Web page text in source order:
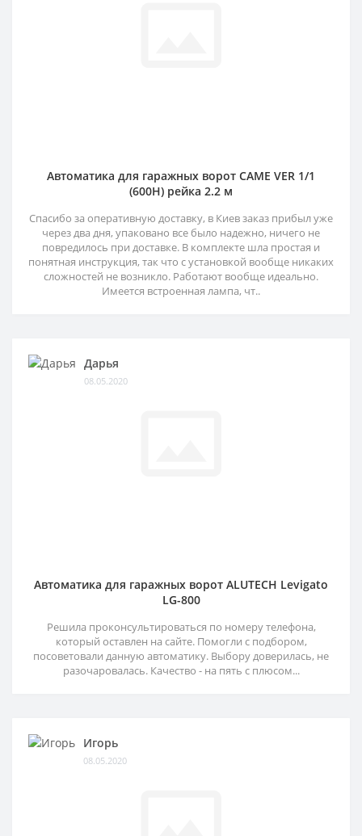
Автоматика для гаражных ворот CAME VER 1/1
(600H) рейка 2.2 м
Спасибо за оперативную доставку, в Киев заказ прибыл уже
через два дня, упаковано все было надежно, ничего не
повредилось при доставке. В комплекте шла простая и
понятная инструкция, так что с установкой вообще никаких
сложностей не возникло. Работают вообще идеально.
Имеется встроенная лампа, чт..
Дарья
08.05.2020
Автоматика для гаражных ворот ALUTECH Levigato
LG-800
Решила проконсультироваться по номеру телефона,
который оставлен на сайте. Помогли с подбором,
посоветовали данную автоматику. Выбору доверилась, не
разочаровалась. Качество - на пять с плюсом...
Игорь
08.05.2020